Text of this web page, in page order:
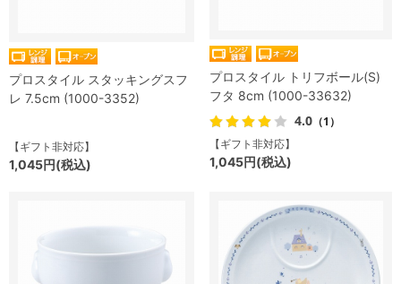
プロスタイル スタッキングスフ
レ 7.5cm (1000-3352)
【ギフト非対応】
1,045円(税込)
プロスタイル トリフボール(S)
フタ 8cm (1000-33632)
4.0 （1）
【ギフト非対応】
1,045円(税込)